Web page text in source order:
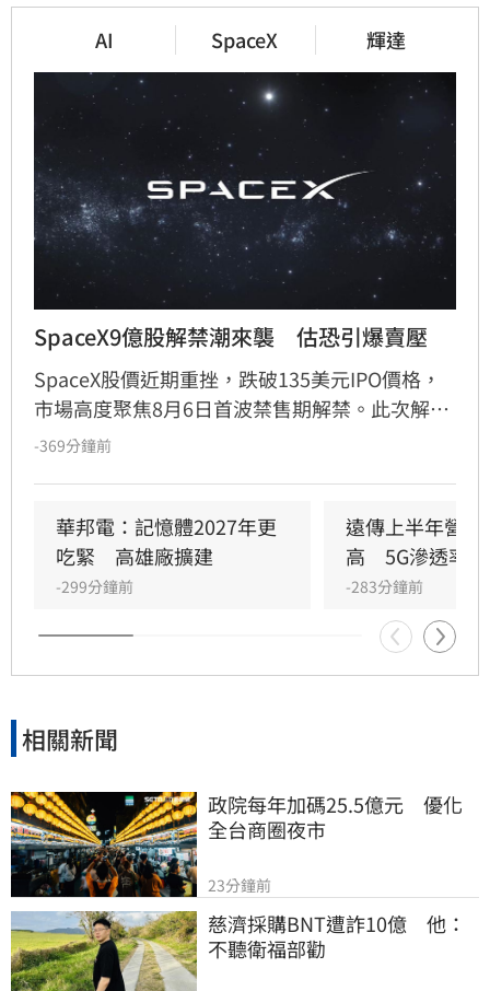
AI SpaceX 輝達
SpaceX9億股解禁潮來襲　估恐引爆賣壓
SpaceX股價近期重挫，跌破135美元IPO價格，
市場高度聚焦8月6日首波禁售期解禁。此次解禁
預計將釋放約9.12億股，使公開流通股數翻倍。
部分長期信仰者看好前景，但隨著禁售條款分批
解禁，市場預期短期內拋售潮將持續衝擊股價。
-369分鐘前
華邦電：記憶體2027年更
吃緊　高雄廠擴建
-299分鐘前
遠傳上半年營收
高　5G滲透率
-283分鐘前
相關新聞
政院每年加碼25.5億元　優化
全台商圈夜市
23分鐘前
慈濟採購BNT遭詐10億　他：
不聽衛福部勸